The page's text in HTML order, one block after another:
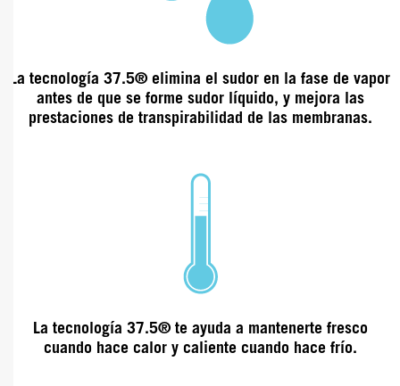
La tecnología 37.5® elimina el sudor en la fase de vapor
antes de que se forme sudor líquido, y mejora las
prestaciones de transpirabilidad de las membranas.
La tecnología 37.5® te ayuda a mantenerte fresco
cuando hace calor y caliente cuando hace frío.